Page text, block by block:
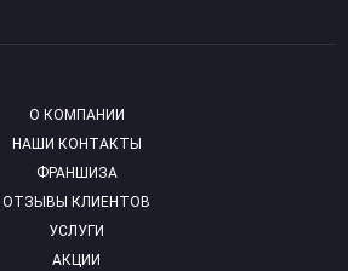
О КОМПАНИИ
НАШИ КОНТАКТЫ
ФРАНШИЗА
ОТЗЫВЫ КЛИЕНТОВ
УСЛУГИ
АКЦИИ